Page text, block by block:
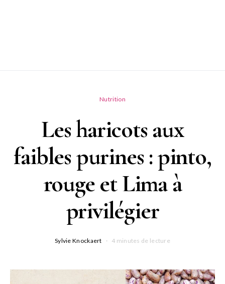
Nutrition
Les haricots aux
faibles purines : pinto,
rouge et Lima à
privilégier
Sylvie Knockaert 4 minutes de lecture